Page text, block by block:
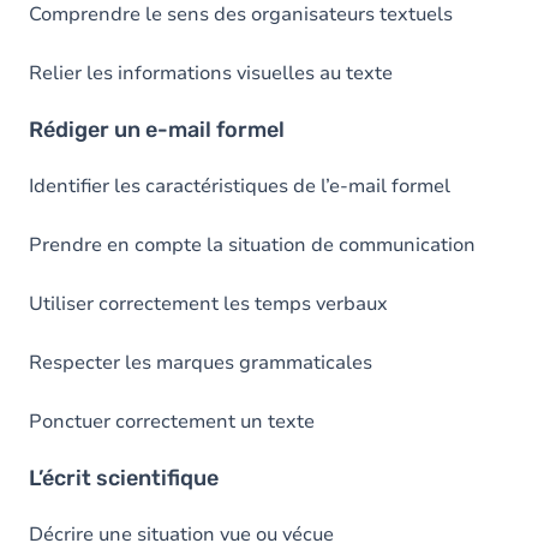
Comprendre le sens des organisateurs textuels
Relier les informations visuelles au texte
Rédiger un e-mail formel
Identifier les caractéristiques de l’e-mail formel
Prendre en compte la situation de communication
Utiliser correctement les temps verbaux
Respecter les marques grammaticales
Ponctuer correctement un texte
L’écrit scientifique
Décrire une situation vue ou vécue